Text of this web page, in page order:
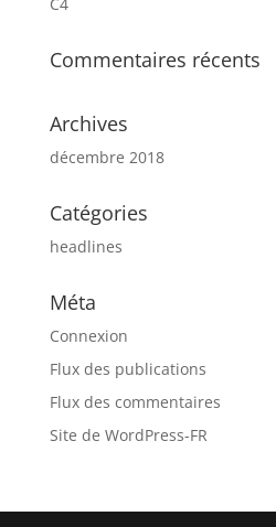
Commentaires récents
Archives
décembre 2018
Catégories
headlines
Méta
Connexion
Flux des publications
Flux des commentaires
Site de WordPress-FR